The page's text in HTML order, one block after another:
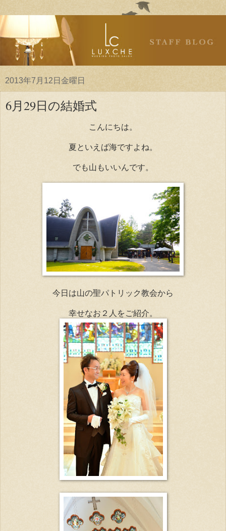
2013年7月12日金曜日
6月29日の結婚式
こんにちは。
夏といえば海ですよね。
でも山もいいんです。
今日は山の聖パトリック教会から
幸せなお２人をご紹介。